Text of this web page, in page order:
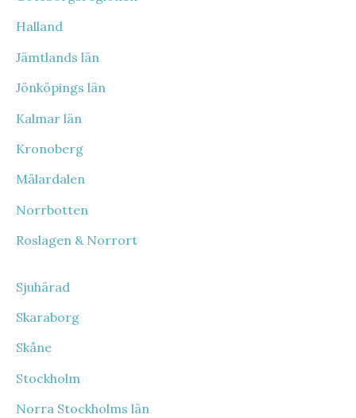
Halland
Jämtlands län
Jönköpings län
Kalmar län
Kronoberg
Mälardalen
Norrbotten
Roslagen & Norrort
Sjuhärad
Skaraborg
Skåne
Stockholm
Norra Stockholms län